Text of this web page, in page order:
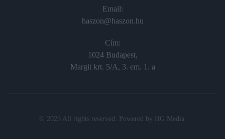
Email:
haszon@haszon.hu
Cím:
1024 Budapest,
Margit krt. 5/A, 3. em. 1. a
© 2025 All rights reserved. Powered by HG Media